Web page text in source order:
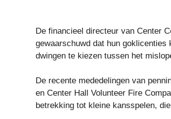
De financieel directeur van Center
gewaarschuwd dat hun goklicenties
dwingen te kiezen tussen het
De recente mededelingen van
en Center Hall Volunteer Fire
betrekking tot kleine kansspelen,